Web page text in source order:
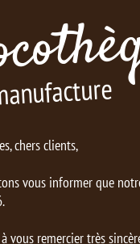
chers clients,
vous informer que
vous remercier très